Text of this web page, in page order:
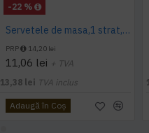
-22 %
Servetele de masa,1 strat, Tork, 300 buc/pachet
PRP 14,20 lei
11,06 lei + TVA
13,38 lei TVA inclus
Adaugă în Coş